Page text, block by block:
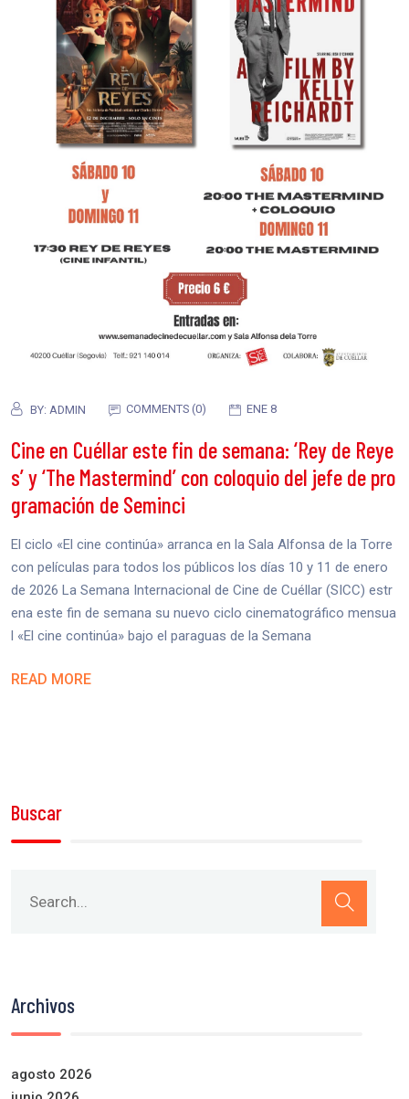
BY: ADMIN COMMENTS (0) ENE 8
Cine en Cuéllar este fin de semana: ‘Rey de Reye
s’ y ‘The Mastermind’ con coloquio del jefe de pro
gramación de Seminci
El ciclo «El cine continúa» arranca en la Sala Alfonsa de la Torre
con películas para todos los públicos los días 10 y 11 de enero
de 2026 La Semana Internacional de Cine de Cuéllar (SICC) estr
ena este fin de semana su nuevo ciclo cinematográfico mensua
l «El cine continúa» bajo el paraguas de la Semana
READ MORE
Buscar
Archivos
agosto 2026